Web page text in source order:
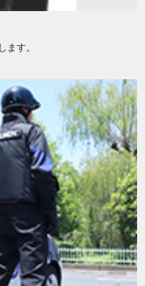
ます。